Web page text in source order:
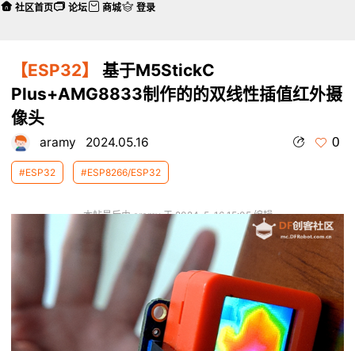
【ESP32】
基于M5StickC
Plus+AMG8833制作的的双线性插值红外摄
像头
aramy 2024.05.16 0
#ESP32 #ESP8266/ESP32
本帖最后由 aramy 于 2024-5-16 15:05 编辑
社区首页 论坛 商城 登录